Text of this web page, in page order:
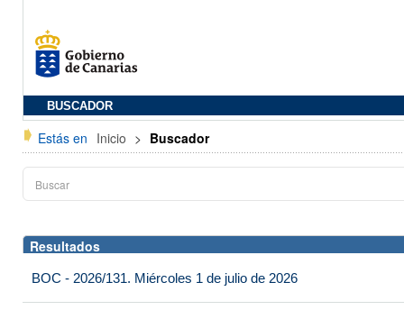
BUSCADOR
Estás en Inicio > Buscador
Resultados
BOC - 2026/131. Miércoles 1 de julio de 2026